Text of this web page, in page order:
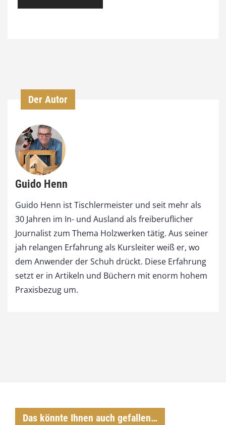
Der Autor
Guido Henn
Guido Henn ist Tischlermeister und seit mehr als
30 Jahren im In- und Ausland als freiberuflicher
Journalist zum Thema Holzwerken tätig. Aus seiner
jah relangen Erfahrung als Kursleiter weiß er, wo
dem Anwender der Schuh drückt. Diese Erfahrung
setzt er in Artikeln und Büchern mit enorm hohem
Praxisbezug um.
Das könnte Ihnen auch gefallen…